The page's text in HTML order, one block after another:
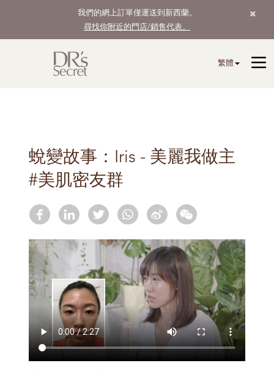
我們的網上訂單僅運送到新西蘭。
尋找你附近的門店/銷售代表。
繁體
蛻變故事：Iris - 美麗我做主
#美肌密友群